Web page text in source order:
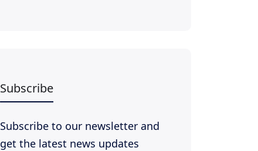
Subscribe
Subscribe to our newsletter and
get the latest news updates